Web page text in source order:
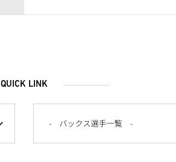
QUICK LINK